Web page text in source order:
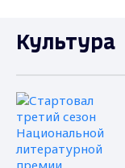
Культура